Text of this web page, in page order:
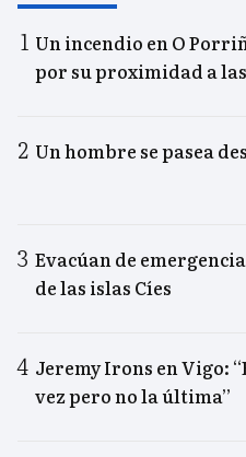
Un incendio en O
por su proximidad a
Un hombre se pasea
Evacúan de
de las islas Cíes
Jeremy Irons en Vigo:
vez pero no la última”